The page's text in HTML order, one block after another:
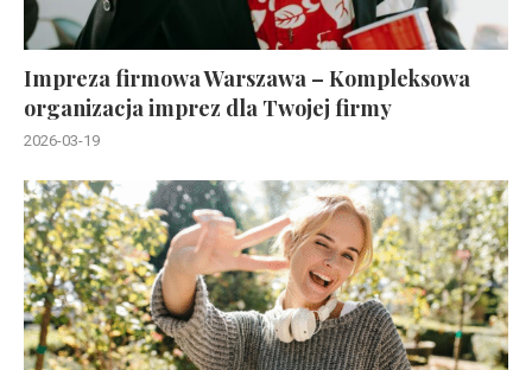
Impreza firmowa Warszawa – Kompleksowa
organizacja imprez dla Twojej firmy
2026-03-19